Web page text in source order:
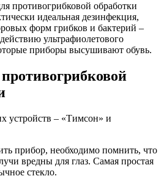
противогрибковой обработки
идеальная дезинфекция,
форм грибков и бактерий –
ультрафиолетового
приборы высушивают обувь.
устройств – «Тимсон» и
прибор, необходимо помнить, что
вредны для глаз. Самая простая
стекло.